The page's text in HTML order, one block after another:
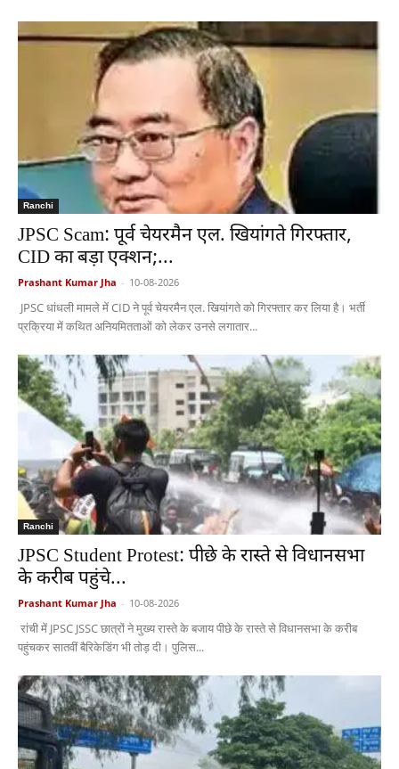
Ranchi
JPSC Scam: पूर्व चेयरमैन एल. खियांगते गिरफ्तार,
CID का बड़ा एक्शन;...
Prashant Kumar Jha - 10-08-2026
JPSC धांधली मामले में CID ने पूर्व चेयरमैन एल. खियांगते को गिरफ्तार कर लिया है। भर्ती
प्रक्रिया में कथित अनियमितताओं को लेकर उनसे लगातार...
Ranchi
JPSC Student Protest: पीछे के रास्ते से विधानसभा
के करीब पहुंचे...
Prashant Kumar Jha - 10-08-2026
रांची में JPSC JSSC छात्रों ने मुख्य रास्ते के बजाय पीछे के रास्ते से विधानसभा के करीब
पहुंचकर सातवीं बैरिकेडिंग भी तोड़ दी। पुलिस...